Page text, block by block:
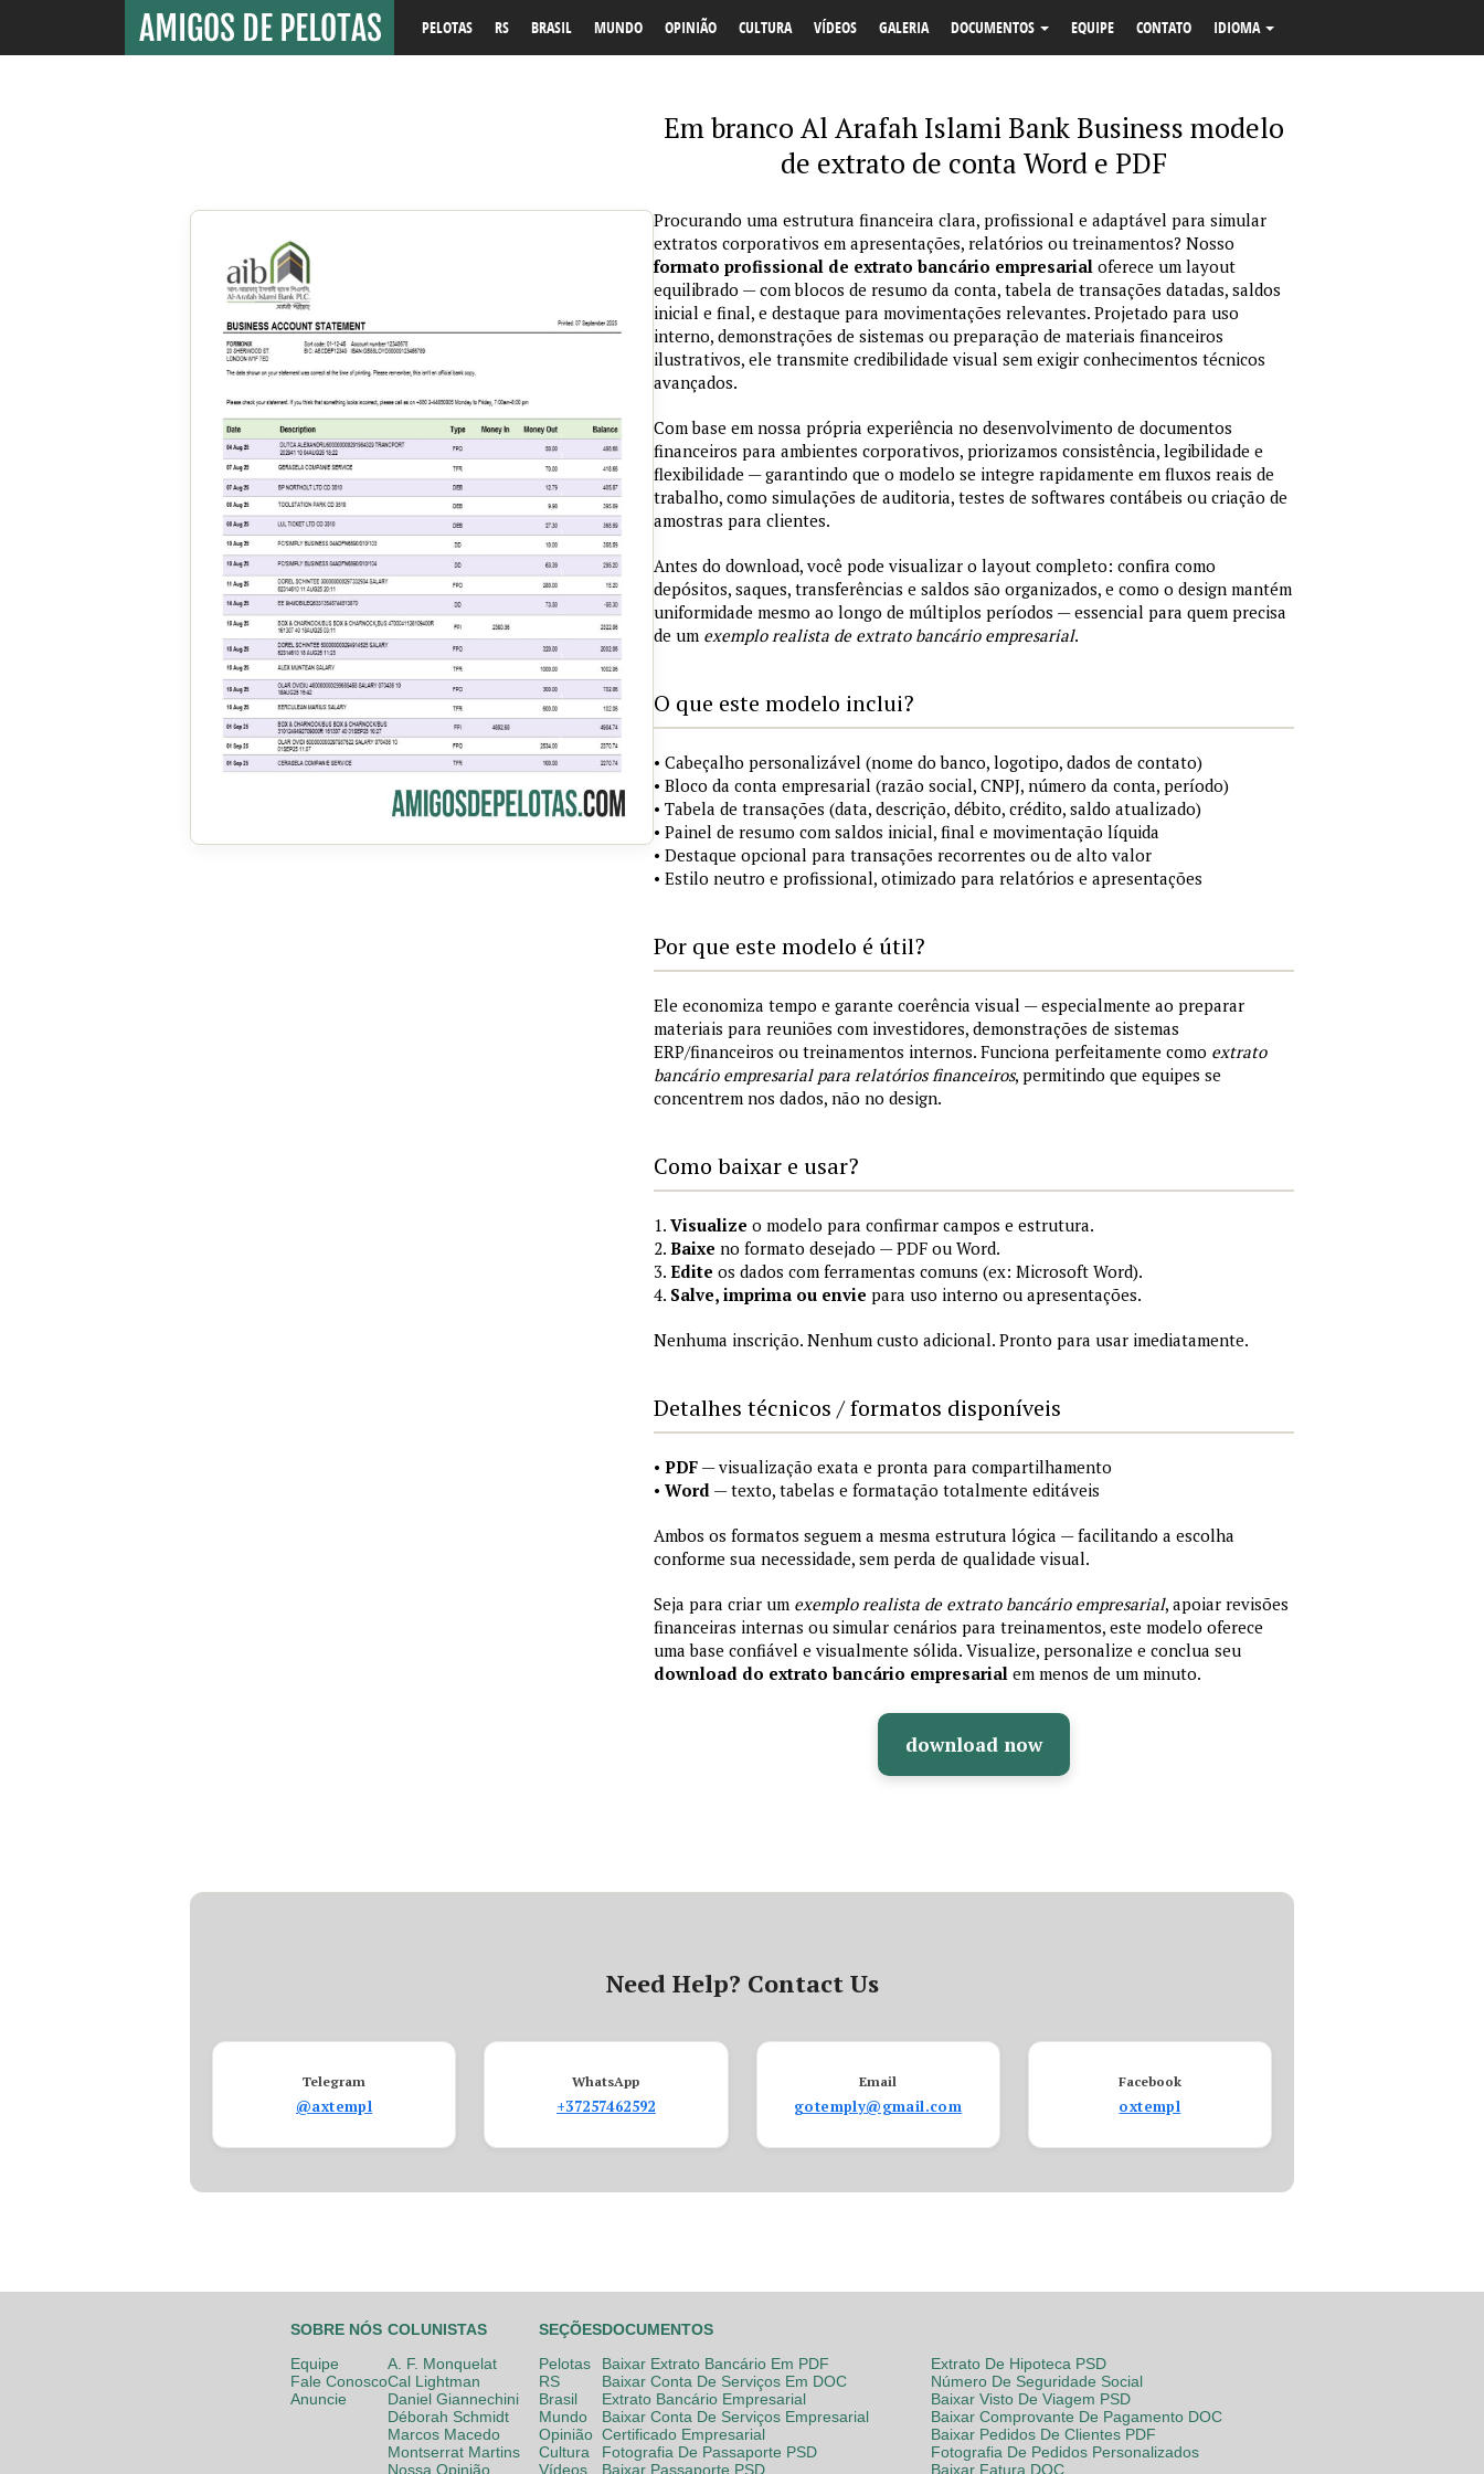
PELOTAS RS BRASIL MUNDO OPINIÃO CULTURA VÍDEOS GALERIA DOCUMENTOS EQUIPE CONTATO IDIOMA
Em branco Al Arafah Islami Bank Business modelo
de extrato de conta Word e PDF
Procurando uma estrutura financeira clara, profissional e adaptável para simular
extratos corporativos em apresentações, relatórios ou treinamentos? Nosso
formato profissional de extrato bancário empresarial oferece um layout
equilibrado — com blocos de resumo da conta, tabela de transações datadas, saldos
inicial e final, e destaque para movimentações relevantes. Projetado para uso
interno, demonstrações de sistemas ou preparação de materiais financeiros
ilustrativos, ele transmite credibilidade visual sem exigir conhecimentos técnicos
avançados.
Com base em nossa própria experiência no desenvolvimento de documentos
financeiros para ambientes corporativos, priorizamos consistência, legibilidade e
flexibilidade — garantindo que o modelo se integre rapidamente em fluxos reais de
trabalho, como simulações de auditoria, testes de softwares contábeis ou criação de
amostras para clientes.
Antes do download, você pode visualizar o layout completo: confira como
depósitos, saques, transferências e saldos são organizados, e como o design mantém
uniformidade mesmo ao longo de múltiplos períodos — essencial para quem precisa
de um exemplo realista de extrato bancário empresarial.
O que este modelo inclui?
• Cabeçalho personalizável (nome do banco, logotipo, dados de contato)
• Bloco da conta empresarial (razão social, CNPJ, número da conta, período)
• Tabela de transações (data, descrição, débito, crédito, saldo atualizado)
• Painel de resumo com saldos inicial, final e movimentação líquida
• Destaque opcional para transações recorrentes ou de alto valor
• Estilo neutro e profissional, otimizado para relatórios e apresentações
Por que este modelo é útil?
Ele economiza tempo e garante coerência visual — especialmente ao preparar
materiais para reuniões com investidores, demonstrações de sistemas
ERP/financeiros ou treinamentos internos. Funciona perfeitamente como extrato
bancário empresarial para relatórios financeiros, permitindo que equipes se
concentrem nos dados, não no design.
Como baixar e usar?
1. Visualize o modelo para confirmar campos e estrutura.
2. Baixe no formato desejado — PDF ou Word.
3. Edite os dados com ferramentas comuns (ex: Microsoft Word).
4. Salve, imprima ou envie para uso interno ou apresentações.
Nenhuma inscrição. Nenhum custo adicional. Pronto para usar imediatamente.
Detalhes técnicos / formatos disponíveis
• PDF — visualização exata e pronta para compartilhamento
• Word — texto, tabelas e formatação totalmente editáveis
Ambos os formatos seguem a mesma estrutura lógica — facilitando a escolha
conforme sua necessidade, sem perda de qualidade visual.
Seja para criar um exemplo realista de extrato bancário empresarial, apoiar revisões
financeiras internas ou simular cenários para treinamentos, este modelo oferece
uma base confiável e visualmente sólida. Visualize, personalize e conclua seu
download do extrato bancário empresarial em menos de um minuto.
download now
Need Help? Contact Us
Telegram
@axtempl
WhatsApp
+37257462592
Email
gotemply@gmail.com
Facebook
oxtempl
SOBRE NÓS
Equipe
Fale Conosco
Anuncie
COLUNISTAS
A. F. Monquelat
Cal Lightman
Daniel Giannechini
Déborah Schmidt
Marcos Macedo
Montserrat Martins
Nossa Opinião
SEÇÕES
Pelotas
RS
Brasil
Mundo
Opinião
Cultura
Vídeos
DOCUMENTOS
Baixar Extrato Bancário Em PDF
Baixar Conta De Serviços Em DOC
Extrato Bancário Empresarial
Baixar Conta De Serviços Empresarial
Certificado Empresarial
Fotografia De Passaporte PSD
Baixar Passaporte PSD
Extrato De Hipoteca PSD
Número De Seguridade Social
Baixar Visto De Viagem PSD
Baixar Comprovante De Pagamento DOC
Baixar Pedidos De Clientes PDF
Fotografia De Pedidos Personalizados
Baixar Fatura DOC